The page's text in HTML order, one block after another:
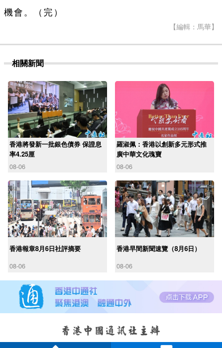
機會。（完）
【編輯：馬華】
相關新聞
香港將發新一批銀色債券 保證息
率4.25厘
08-06
羅淑佩：香港以創新多元形式推
廣中華文化瑰寶
08-06
香港報章8月6日社評摘要
08-06
香港早間新聞速覽（8月6日）
08-06